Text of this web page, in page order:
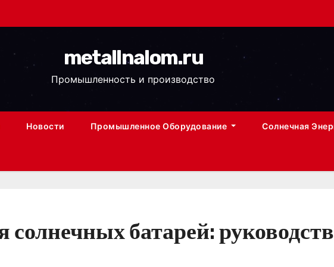
metallnalom.ru
Промышленность и производство
Новости Промышленное Оборудование Солнечная
батарей: